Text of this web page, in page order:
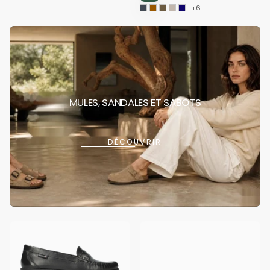
+6
MULES, SANDALES ET SABOTS
DÉCOUVRIR